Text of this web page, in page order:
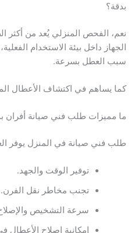
بدقة؟
نعم، الفحص المنزلي يُعد من أكثر
الجهاز داخل بيئة الاستخدام
سبب العطل بسرعة.
كما يساهم في اكتشاف الأعطال
ما مميزات طلب فني صيانة أفران
طلب فني صيانة في المنزل يوفر
توفير الوقت والجهد.
تجنب مخاطر نقل الفرن.
سرعة التشخيص
إمكانية إصلاح الأعطال